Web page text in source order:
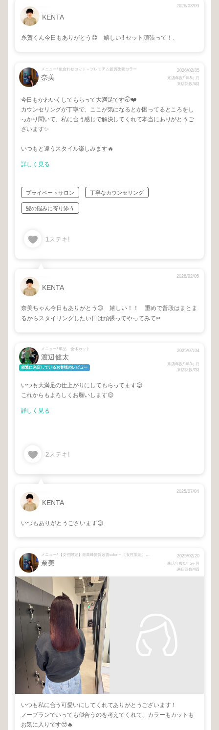
KENTA
2026/03/09
糸賀くん今日もありがとう😊 嬉しい‼️ セット頑張って！、
メニュー/ 似合わせカット＋プレミアム髪質改善カラー
奈美
2026/02/05
来店年数/1年5ヶ月
来店回数/4回
今日もかわいくしてもらって大満足です🤭❤️
カウンセリングが丁寧で、ここが気になるとか困ってるところをし
っかり聞いて、私に合う感じで解決してくれて本当にありがとうご
ざいます✨
いつもと違うスタイル楽しみます🔥
詳しく見る
プライベートサロン 丁寧なカウンセリング
髪の悩みに寄り添う
1ステキ!
KENTA
2026/02/05
奈美ちゃん今日もありがとう😊 嬉しい！！ 重めで普段はまとま
るからスタイリングしたい日は頑張ってやってみて✂︎
メニュー/ 単品 全体カット
渡辺健太
頻繁に来店しているお客様のレビュー
2025/07/04
来店年数/1年0ヶ月
来店回数/7回
いつも大満足の仕上がりにしてもらってます😊
これからもよろしくお願いします😊
詳しく見る
2ステキ!
KENTA
2025/07/04
いつもありがとうございます😊
メニュー/ 【女性限定】最高峰髪質改善color + 【女性限定】＋似合わせcut（髪質改善に＋の方限定）
奈美
2025/02/20
来店年数/1年5ヶ月
来店回数/4回
いつも私に合う可愛いにしてくれてありがとうございます！
ノープランでいっても似合うのを考えてくれて、カラーもカットも
お気に入りです🥹🔥